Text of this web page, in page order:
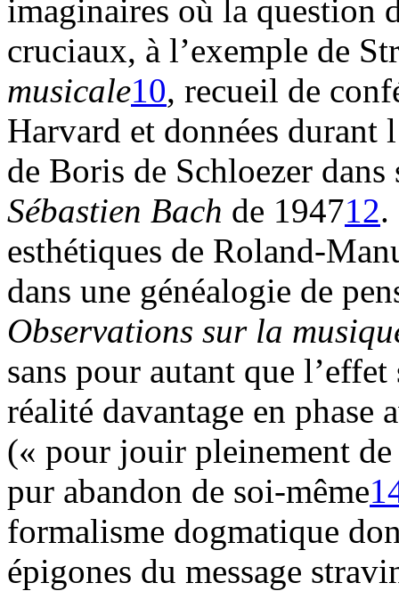
imaginaires où la question
cruciaux, à l’exemple de
musicale10, recueil de
Harvard et données durant
de Boris de Schloezer
Sébastien Bach de 194712.
esthétiques de Roland-
dans une généalogie de
Observations sur la
sans pour autant que
réalité davantage en phase
(« pour jouir pleinement
pur abandon de soi-même
formalisme dogmatique
épigones du message